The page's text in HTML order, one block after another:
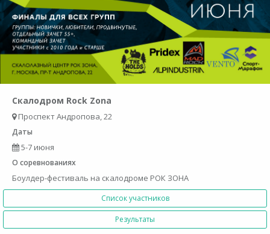
Скалодром Rock Zona
Проспект Андропова, 22
Даты
5-7 июня
О соревнованиях
Боулдер-фестиваль на скалодроме РОК ЗОНА
Список участников
Результаты